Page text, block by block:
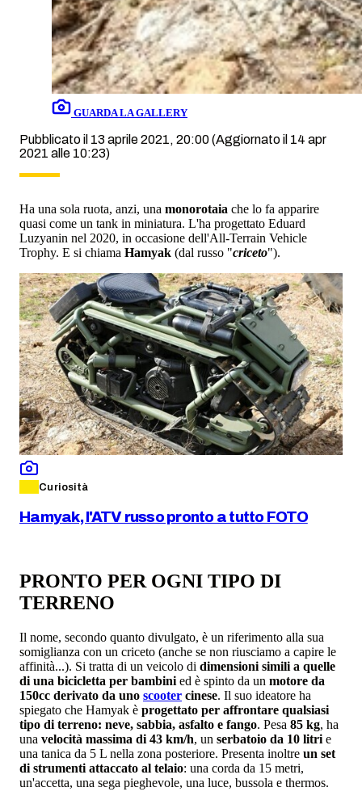
GUARDA LA GALLERY
Pubblicato il 13 aprile 2021, 20:00(Aggiornato il 14 apr
2021 alle 10:23)
Ha una sola ruota, anzi, una monorotaia che lo fa apparire
quasi come un tank in miniatura. L'ha progettato Eduard
Luzyanin nel 2020, in occasione dell'All-Terrain Vehicle
Trophy. E si chiama Hamyak (dal russo "criceto").
Curiosità
Hamyak, l'ATV russo pronto a tutto FOTO
PRONTO PER OGNI TIPO DI
TERRENO
Il nome, secondo quanto divulgato, è un riferimento alla sua
somiglianza con un criceto (anche se non riusciamo a capire le
affinità...). Si tratta di un veicolo di dimensioni simili a quelle
di una bicicletta per bambini ed è spinto da un motore da
150cc derivato da uno scooter cinese. Il suo ideatore ha
spiegato che Hamyak è progettato per affrontare qualsiasi
tipo di terreno: neve, sabbia, asfalto e fango. Pesa 85 kg, ha
una velocità massima di 43 km/h, un serbatoio da 10 litri e
una tanica da 5 L nella zona posteriore. Presenta inoltre un set
di strumenti attaccato al telaio: una corda da 15 metri,
un'accetta, una sega pieghevole, una luce, bussola e thermos.